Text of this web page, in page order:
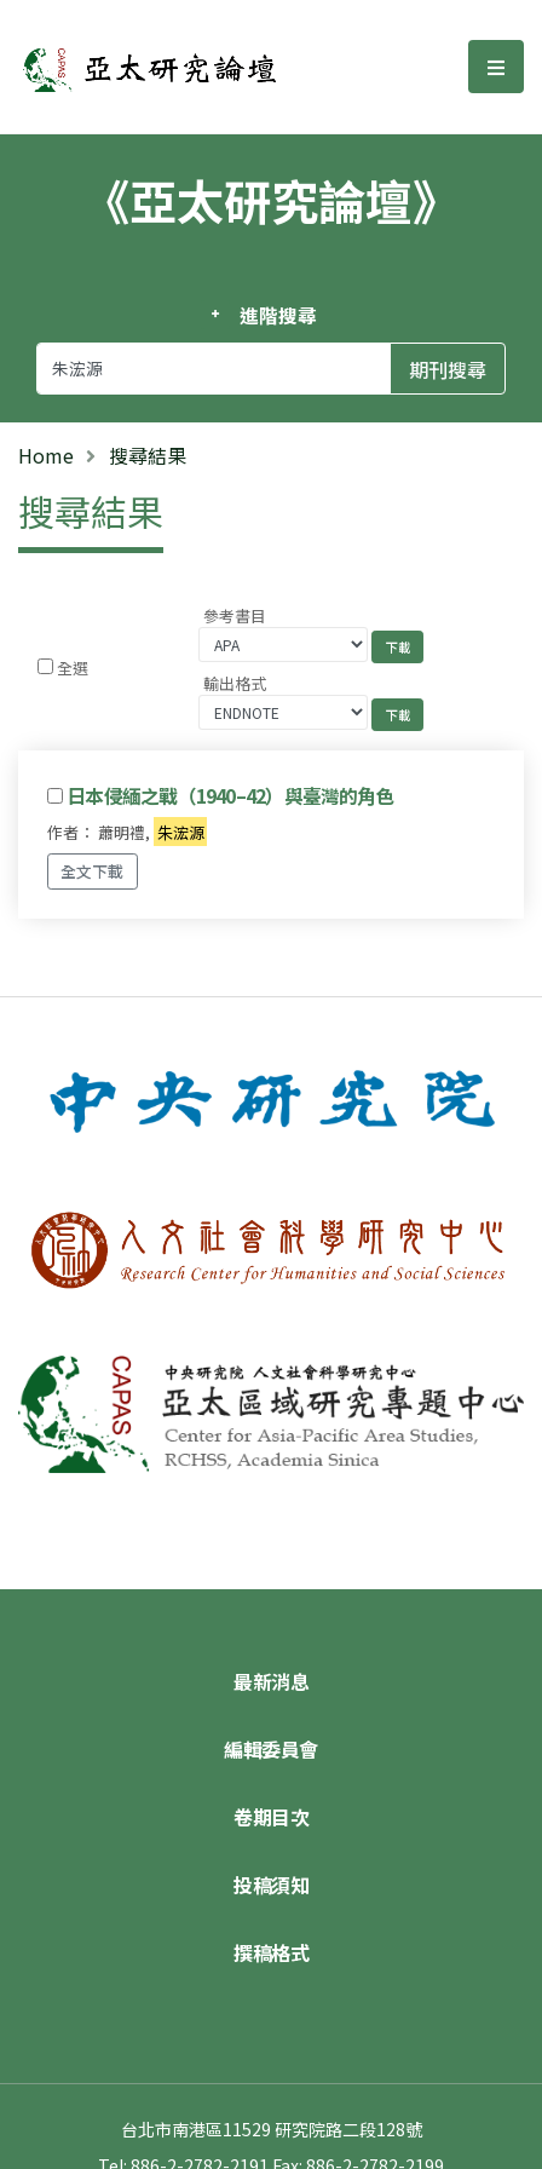
亞太研究論壇 選
《亞太研究論壇》
進階搜尋
Home 搜尋結果
搜尋結果
全選
參考書目
輸出格式
日本侵緬之戰（1940–42）與臺灣的角色
作者： 蕭明禮, 朱浤源
全文下載
最新消息
編輯委員會
卷期目次
投稿須知
撰稿格式
台北市南港區11529 研究院路二段128號